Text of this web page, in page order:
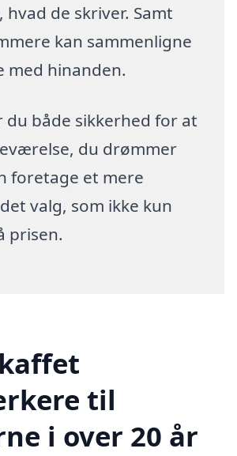
hvad de skriver. Samt
kan sammenligne
med hinanden.
du både sikkerhed for at
du drømmer
foretage et mere
valg, som ikke kun
prisen.
til
i over 20 år